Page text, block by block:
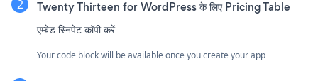
Twenty Thirteen for WordPress के लिए Pricing Table
एम्बेड स्निपेट कॉपी करें
Your code block will be available once you create your app